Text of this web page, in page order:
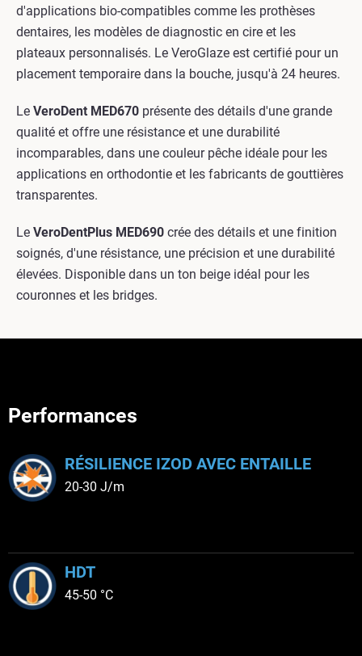
d'applications bio-compatibles comme les prothèses
dentaires, les modèles de diagnostic en cire et les
plateaux personnalisés. Le VeroGlaze est certifié pour un
placement temporaire dans la bouche, jusqu'à 24 heures.
Le VeroDent MED670 présente des détails d'une grande
qualité et offre une résistance et une durabilité
incomparables, dans une couleur pêche idéale pour les
applications en orthodontie et les fabricants de gouttières
transparentes.
Le VeroDentPlus MED690 crée des détails et une finition
soignés, d'une résistance, une précision et une durabilité
élevées. Disponible dans un ton beige idéal pour les
couronnes et les bridges.
Performances
RÉSILIENCE IZOD AVEC ENTAILLE
20-30 J/m
HDT
45-50 °C